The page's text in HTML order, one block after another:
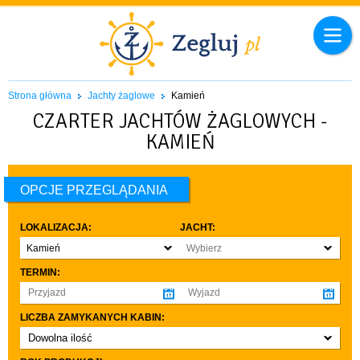
Strona główna Jachty żaglowe Kamień
CZARTER JACHTÓW ŻAGLOWYCH -
KAMIEŃ
OPCJE PRZEGLĄDANIA
LOKALIZACJA:
Kamień
JACHT:
Wybierz
TERMIN:
LICZBA ZAMYKANYCH KABIN:
Dowolna ilość